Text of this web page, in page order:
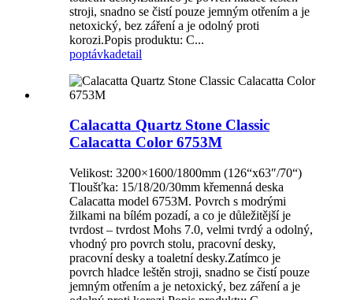
stroji, snadno se čistí pouze jemným otřením a je
netoxický, bez záření a je odolný proti
korozi.Popis produktu: C...
poptávkadetail
Calacatta Quartz Stone Classic
Calacatta Color 6753M
Velikost: 3200×1600/1800mm (126“x63″/70“)
Tloušťka: 15/18/20/30mm křemenná deska
Calacatta model 6753M. Povrch s modrými
žilkami na bílém pozadí, a co je důležitější je
tvrdost – tvrdost Mohs 7.0, velmi tvrdý a odolný,
vhodný pro povrch stolu, pracovní desky,
pracovní desky a toaletní desky.Zatímco je
povrch hladce leštěn stroji, snadno se čistí pouze
jemným otřením a je netoxický, bez záření a je